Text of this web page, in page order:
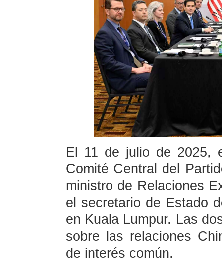
El 11 de julio de 2025,
Comité Central del
ministro de Relaciones
el secretario de Estado
en Kuala Lumpur. Las
sobre las relaciones
de interés común.